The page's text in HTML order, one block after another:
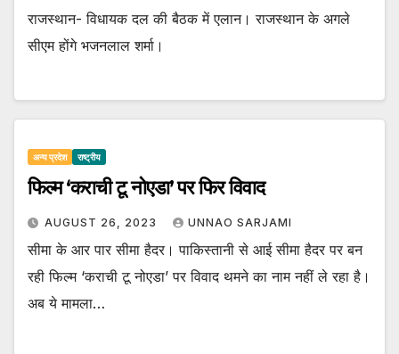
राजस्थान- विधायक दल की बैठक में एलान। राजस्थान के अगले
सीएम होंगे भजनलाल शर्मा।
अन्य प्रदेश राष्ट्रीय
फिल्म ‘कराची टू नोएडा’ पर फिर विवाद
AUGUST 26, 2023 UNNAO SARJAMI
सीमा के आर पार सीमा हैदर। पाकिस्तानी से आई सीमा हैदर पर बन
रही फिल्म ‘कराची टू नोएडा’ पर विवाद थमने का नाम नहीं ले रहा है।
अब ये मामला…